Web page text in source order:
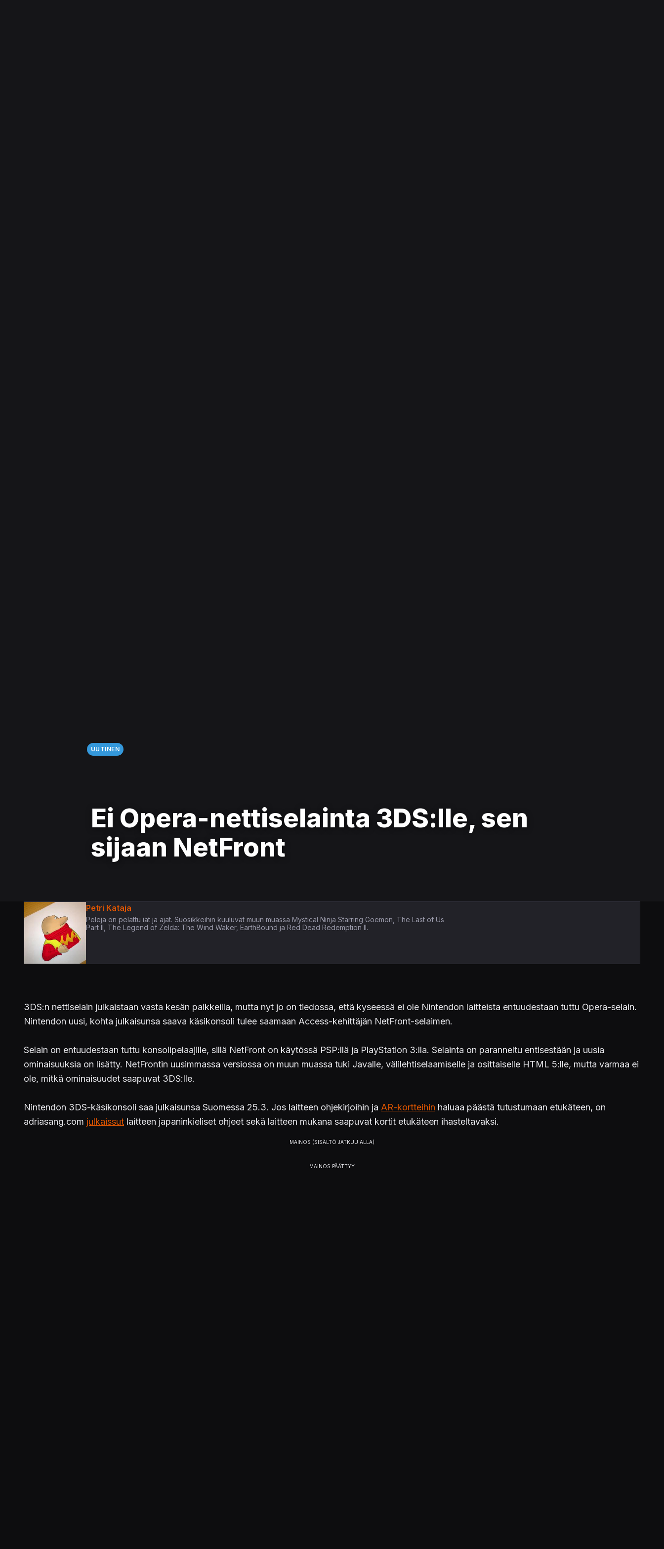
UUTINEN
Ei Opera-nettiselainta 3DS:lle, sen
sijaan NetFront
Petri Kataja
Pelejä on pelattu iät ja ajat. Suosikkeihin kuuluvat muun muassa Mystical Ninja Starring Goemon, The Last of Us
Part II, The Legend of Zelda: The Wind Waker, EarthBound ja Red Dead Redemption II.
3DS:n nettiselain julkaistaan vasta kesän paikkeilla, mutta nyt jo on tiedossa, että kyseessä ei ole Nintendon laitteista entuudestaan tuttu Opera-selain.
Nintendon uusi, kohta julkaisunsa saava käsikonsoli tulee saamaan Access-kehittäjän NetFront-selaimen.
Selain on entuudestaan tuttu konsolipelaajille, sillä NetFront on käytössä PSP:llä ja PlayStation 3:lla. Selainta on paranneltu entisestään ja uusia
ominaisuuksia on lisätty. NetFrontin uusimmassa versiossa on muun muassa tuki Javalle, välilehtiselaamiselle ja osittaiselle HTML 5:lle, mutta varmaa ei
ole, mitkä ominaisuudet saapuvat 3DS:lle.
Nintendon 3DS-käsikonsoli saa julkaisunsa Suomessa 25.3. Jos laitteen ohjekirjoihin ja AR-kortteihin haluaa päästä tutustumaan etukäteen, on
adriasang.com julkaissut laitteen japaninkieliset ohjeet sekä laitteen mukana saapuvat kortit etukäteen ihasteltavaksi.